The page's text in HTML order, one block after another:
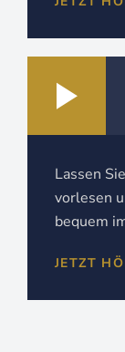
Lassen
vorlesen
bequem
JETZT